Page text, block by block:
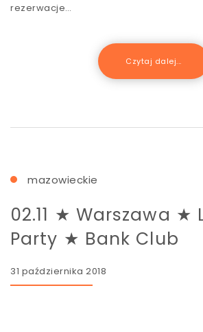
rezerwacje…
Czytaj dalej...
mazowieckie
02.11 ★ Warszawa ★
Party ★ Bank Club
31 października 2018